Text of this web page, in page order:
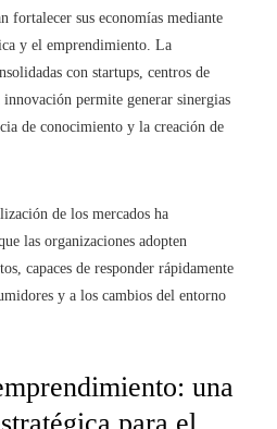
fortalecer sus economías mediante
y el emprendimiento. La
con startups, centros de
permite generar sinergias
de conocimiento y la creación de
de los mercados ha
las organizaciones adopten
capaces de responder rápidamente
y a los cambios del entorno
una